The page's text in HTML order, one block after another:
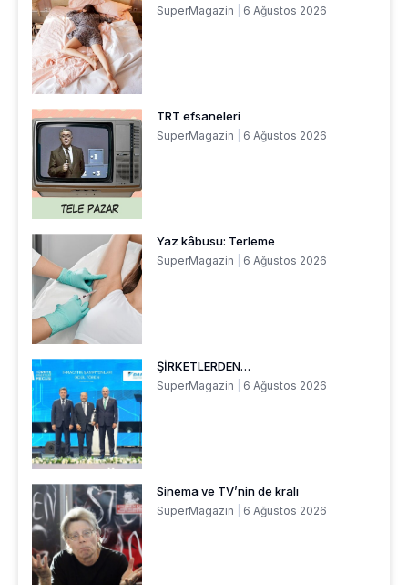
SuperMagazin 6 Ağustos 2026
TRT efsaneleri
SuperMagazin 6 Ağustos 2026
Yaz kâbusu: Terleme
SuperMagazin 6 Ağustos 2026
ŞİRKETLERDEN…
SuperMagazin 6 Ağustos 2026
Sinema ve TV’nin de kralı
SuperMagazin 6 Ağustos 2026